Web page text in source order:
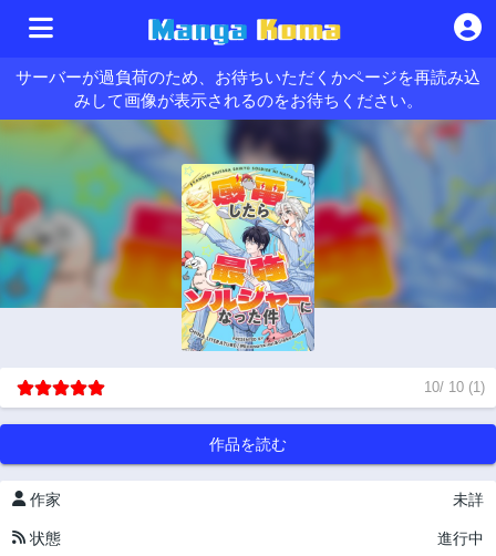
サーバーが過負荷のため、お待ちいただくかページを再読み込
みして画像が表示されるのをお待ちください。
10/ 10 (1)
作品を読む
作家 未詳
状態 進行中